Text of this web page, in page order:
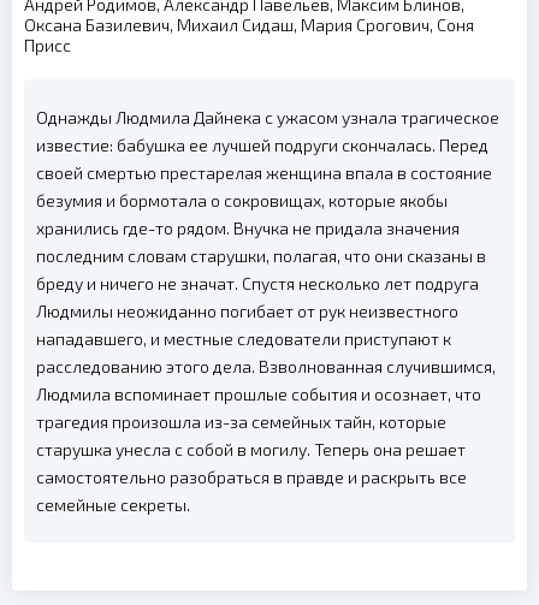
Андрей Родимов, Александр Павельев, Максим Блинов,
Оксана Базилевич, Михаил Сидаш, Мария Срогович, Соня
Присс
Однажды Людмила Дайнека с ужасом узнала трагическое
известие: бабушка ее лучшей подруги скончалась. Перед
своей смертью престарелая женщина впала в состояние
безумия и бормотала о сокровищах, которые якобы
хранились где-то рядом. Внучка не придала значения
последним словам старушки, полагая, что они сказаны в
бреду и ничего не значат. Спустя несколько лет подруга
Людмилы неожиданно погибает от рук неизвестного
нападавшего, и местные следователи приступают к
расследованию этого дела. Взволнованная случившимся,
Людмила вспоминает прошлые события и осознает, что
трагедия произошла из-за семейных тайн, которые
старушка унесла с собой в могилу. Теперь она решает
самостоятельно разобраться в правде и раскрыть все
семейные секреты.